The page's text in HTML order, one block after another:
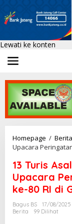
Lewati ke konten
Homepage / Berita
Upacara
13 Turis
Upacara
ke-80 RI di
Bagus BS
17/08/2025
Berita
99 Dilihat